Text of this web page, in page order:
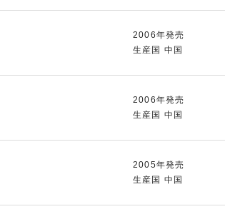
2006年発売
生産国 中国
2006年発売
生産国 中国
2005年発売
生産国 中国